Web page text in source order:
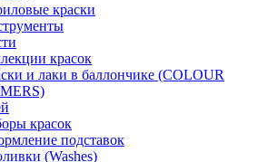
краски
красок
и лаки в баллончике (COLOUR
красок
подставок
(Washes)